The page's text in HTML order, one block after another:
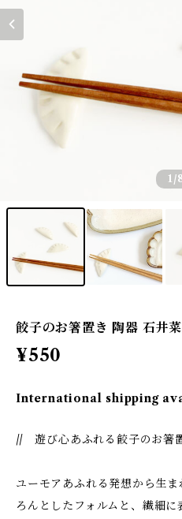
1 /
餃子のお箸置き 陶器 石井
¥550
International shipping
// 遊び心あふれる餃子のお
ユーモアあふれる発想から生
ろんとしたフォルムと、繊細